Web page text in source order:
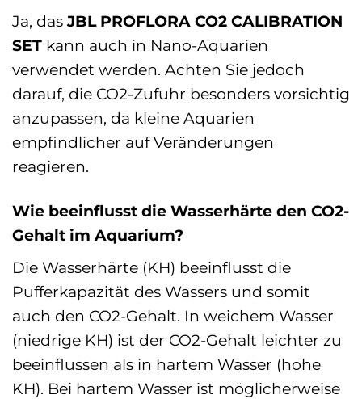
Ja, dasJBL PROFLORA CO2 CALIBRATION
SET kann auch in Nano-Aquarien
verwendet werden. Achten Sie jedoch
darauf, die CO2-Zufuhr besonders vorsichtig
anzupassen, da kleine Aquarien
empfindlicher auf Veränderungen
reagieren.
Wie beeinflusst die Wasserhärte den CO2-
Gehalt im Aquarium?
Die Wasserhärte (KH) beeinflusst die
Pufferkapazität des Wassers und somit
auch den CO2-Gehalt. In weichem Wasser
(niedrige KH) ist der CO2-Gehalt leichter zu
beeinflussen als in hartem Wasser (hohe
KH). Bei hartem Wasser ist möglicherweise